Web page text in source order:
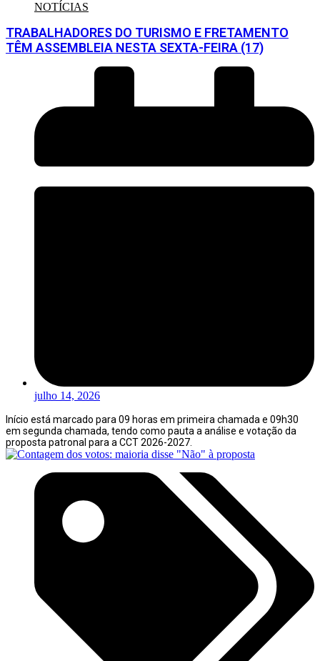
NOTÍCIAS
TRABALHADORES DO TURISMO E FRETAMENTO
TÊM ASSEMBLEIA NESTA SEXTA-FEIRA (17)
julho 14, 2026
Início está marcado para 09 horas em primeira chamada e 09h30
em segunda chamada, tendo como pauta a análise e votação da
proposta patronal para a CCT 2026-2027.